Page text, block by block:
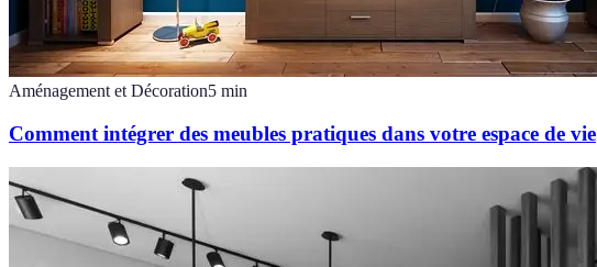
Aménagement et Décoration5 min
Comment intégrer des meubles pratiques dans votre espace de vie